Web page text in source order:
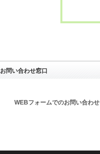
お問い合わせ窓口
WEBフォームでのお問い合わせ